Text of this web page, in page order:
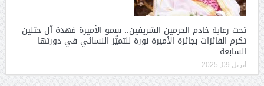
تحت رعاية خادم الحرمين الشريفين.. سمو الأميرة فهدة آل حثلين
تكرم الفائزات بجائزة الأميرة نورة للتميُّز النسائي في دورتها
السابعة
أبريل 09, 2025